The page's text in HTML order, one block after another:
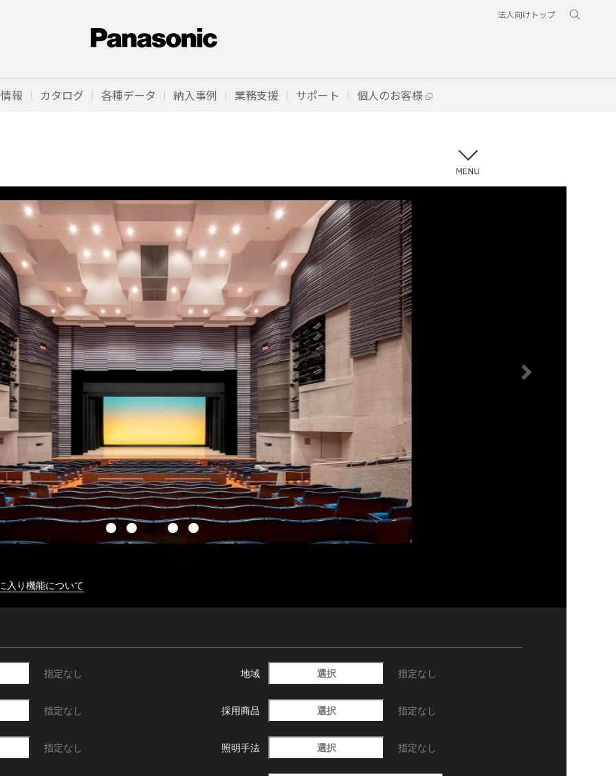
法人向けトップ
報 カタログ 各種データ 納入事例 業務支援 サポート 個人のお客様
入り機能について
指定なし 地域 選択 指定なし
指定なし 採用商品 選択 指定なし
指定なし 照明手法 選択 指定なし